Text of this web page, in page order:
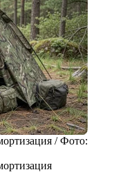
/ Фото: